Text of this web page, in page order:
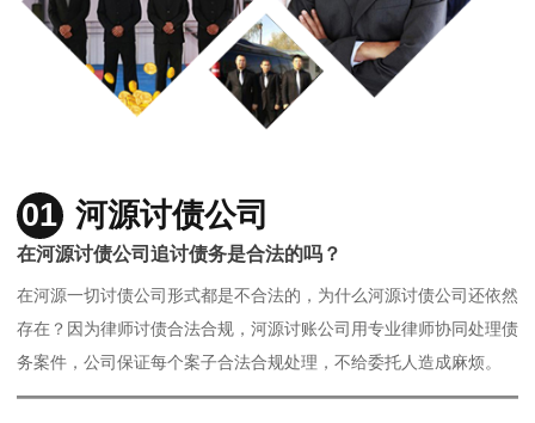
01 河源讨债公司
在河源讨债公司追讨债务是合法的吗？
在河源一切讨债公司形式都是不合法的，为什么河源讨债公司还依然
存在？因为律师讨债合法合规，河源讨账公司用专业律师协同处理债
务案件，公司保证每个案子合法合规处理，不给委托人造成麻烦。